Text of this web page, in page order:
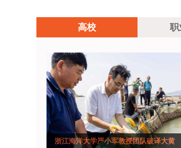
高校 职
浙江海洋大学严小军教授团队破译大黄